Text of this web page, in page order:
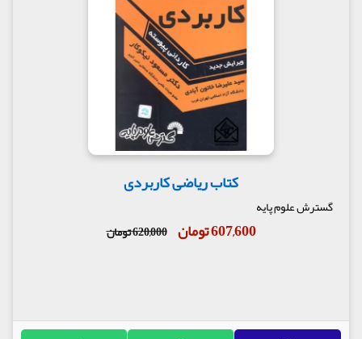
کتاب ریاضی کاربردی
گسترش علوم پایه
607,600 تومان 620,000 تومان